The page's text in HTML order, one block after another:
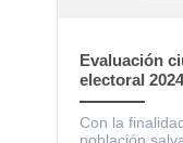
Evaluación
electoral
gestión
municipal
Con la
población